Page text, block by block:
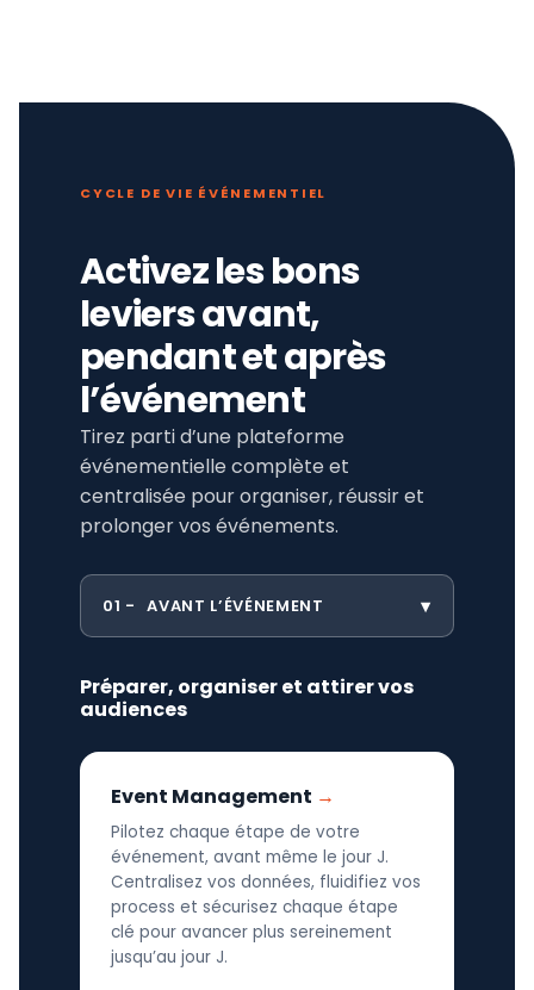
CYCLE DE VIE ÉVÉNEMENTIEL
Activez les bons
leviers avant,
pendant et après
l’événement
Tirez parti d’une plateforme
événementielle complète et
centralisée pour organiser, réussir et
prolonger vos événements.
01 AVANT L’ÉVÉNEMENT
Préparer, organiser et attirer vos
audiences
Event Management
Pilotez chaque étape de votre
événement, avant même le jour J.
Centralisez vos données, fluidifiez vos
process et sécurisez chaque étape
clé pour avancer plus sereinement
jusqu’au jour J.